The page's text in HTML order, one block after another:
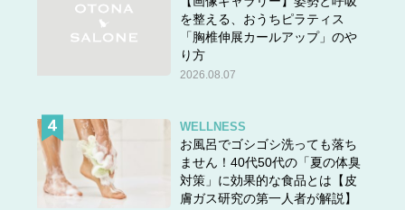
を整える、おうちピラティス
「胸椎伸展カールアップ」のや
り方
2026.08.07
WELLNESS
お風呂でゴシゴシ洗っても落ち
ません！40代50代の「夏の体臭
対策」に効果的な食品とは【皮
膚ガス研究の第一人者が解説】